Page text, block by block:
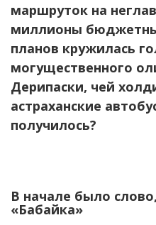
маршруток на
миллионы
планов кружилась
могущественного
Дерипаски, чей
астраханские
получилось?
В начале было
«Бабайка»